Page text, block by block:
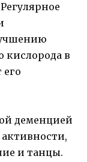
в
его
деменцией
и танцы.